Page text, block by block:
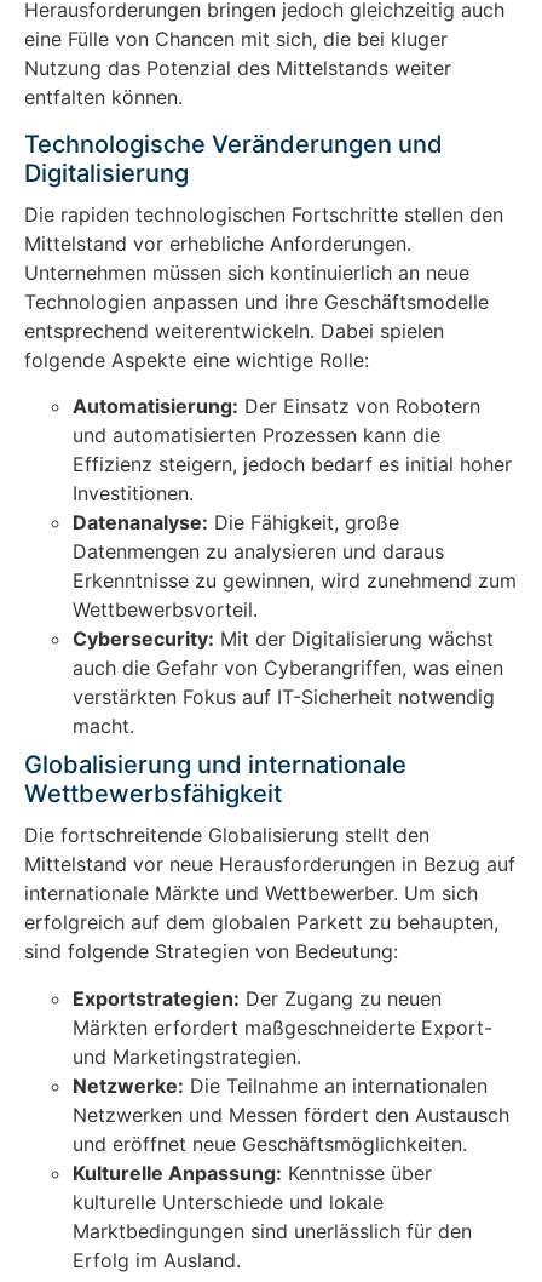
Herausforderungen bringen jedoch gleichzeitig auch
eine Fülle von Chancen mit sich, die bei kluger
Nutzung das Potenzial des Mittelstands weiter
entfalten können.
Technologische Veränderungen und
Digitalisierung
Die rapiden technologischen Fortschritte stellen den
Mittelstand vor erhebliche Anforderungen.
Unternehmen müssen sich kontinuierlich an neue
Technologien anpassen und ihre Geschäftsmodelle
entsprechend weiterentwickeln. Dabei spielen
folgende Aspekte eine wichtige Rolle:
Automatisierung: Der Einsatz von Robotern
und automatisierten Prozessen kann die
Effizienz steigern, jedoch bedarf es initial hoher
Investitionen.
Datenanalyse: Die Fähigkeit, große
Datenmengen zu analysieren und daraus
Erkenntnisse zu gewinnen, wird zunehmend zum
Wettbewerbsvorteil.
Cybersecurity: Mit der Digitalisierung wächst
auch die Gefahr von Cyberangriffen, was einen
verstärkten Fokus auf IT-Sicherheit notwendig
macht.
Globalisierung und internationale
Wettbewerbsfähigkeit
Die fortschreitende Globalisierung stellt den
Mittelstand vor neue Herausforderungen in Bezug auf
internationale Märkte und Wettbewerber. Um sich
erfolgreich auf dem globalen Parkett zu behaupten,
sind folgende Strategien von Bedeutung:
Exportstrategien: Der Zugang zu neuen
Märkten erfordert maßgeschneiderte Export-
und Marketingstrategien.
Netzwerke: Die Teilnahme an internationalen
Netzwerken und Messen fördert den Austausch
und eröffnet neue Geschäftsmöglichkeiten.
Kulturelle Anpassung: Kenntnisse über
kulturelle Unterschiede und lokale
Marktbedingungen sind unerlässlich für den
Erfolg im Ausland.